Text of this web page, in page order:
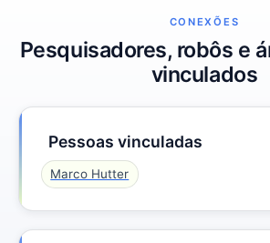
CONEXÕES
Pesquisadores, robôs e
vinculados
Pessoas vinculadas
Marco Hutter